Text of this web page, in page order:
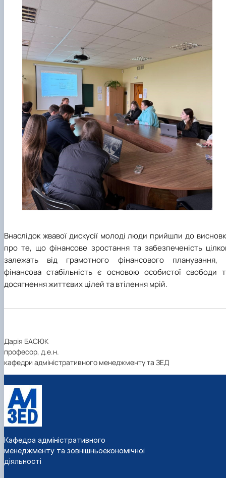
Внаслідок жвавої дискусії молоді люди прийшли до
про те, що фінансове зростання та забезпеченість
залежать від грамотного фінансового планування,
фінансова стабільність є основою особистої свободи
досягнення життєвих цілей та втілення мрій.
Дарія БАСЮК
професор, д.е.н.
кафедри адміністративного менеджменту та ЗЕД
Кафедра адміністративного
менеджменту та зовнішньоекономічної
діяльності